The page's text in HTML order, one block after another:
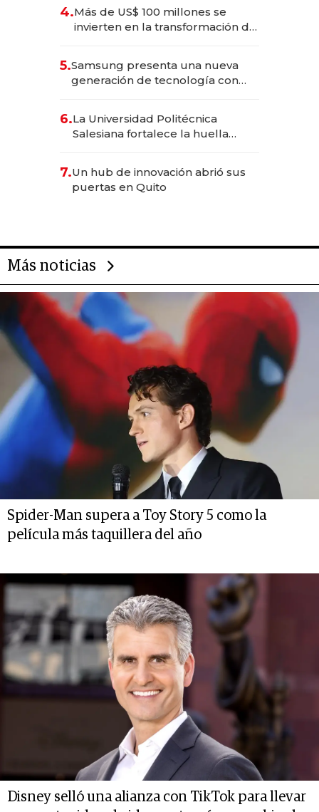
4.Más de US$ 100 millones se
invierten en la transformación de
5.Samsung presenta una nueva
generación de tecnología con
6.La Universidad Politécnica
Salesiana fortalece la huella
7.Un hub de innovación abrió sus
puertas en Quito
Más noticias
Spider-Man supera a Toy Story 5 como la
película más taquillera del año
Disney selló una alianza con TikTok para llevar